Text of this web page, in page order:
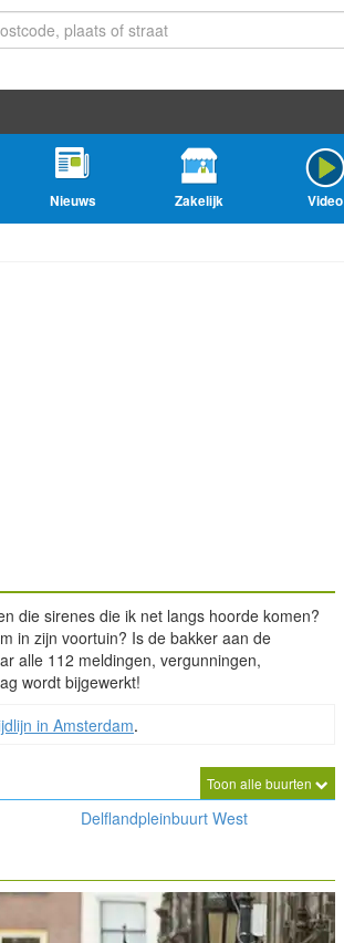
Nieuws Zakelijk Video
die sirenes die ik net langs hoorde komen?
in zijn voortuin? Is de bakker aan de
alle 112 meldingen, vergunningen,
wordt bijgewerkt!
in Amsterdam.
Toon alle buurten
Delflandpleinbuurt West